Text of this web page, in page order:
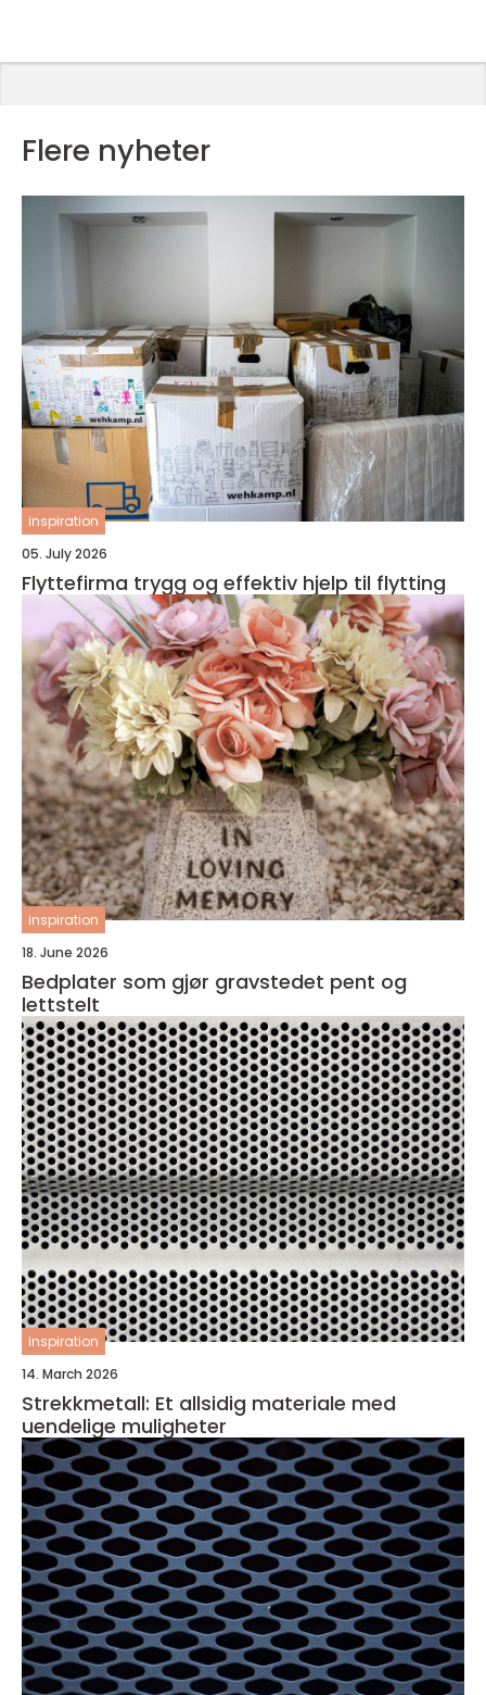
Flere nyheter
inspiration
05. July 2026
Flyttefirma trygg og effektiv hjelp til flytting
inspiration
18. June 2026
Bedplater som gjør gravstedet pent og
lettstelt
inspiration
14. March 2026
Strekkmetall: Et allsidig materiale med
uendelige muligheter